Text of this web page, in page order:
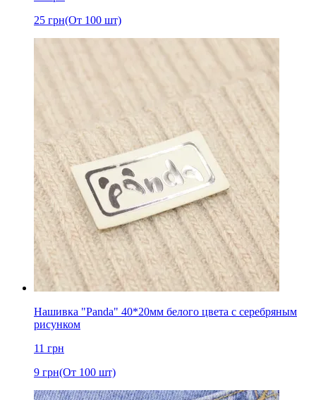
25 грн(От 100 шт)
Нашивка "Panda" 40*20мм белого цвета с серебряным
рисунком
11 грн
9 грн(От 100 шт)